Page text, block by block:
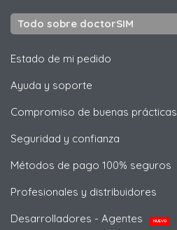
Todo sobre doctorSIM
Estado de mi pedido
Ayuda y soporte
Compromiso de buenas prácticas
Seguridad y confianza
Métodos de pago 100% seguros
Profesionales y distribuidores
Desarrolladores - Agentes
NUEVO